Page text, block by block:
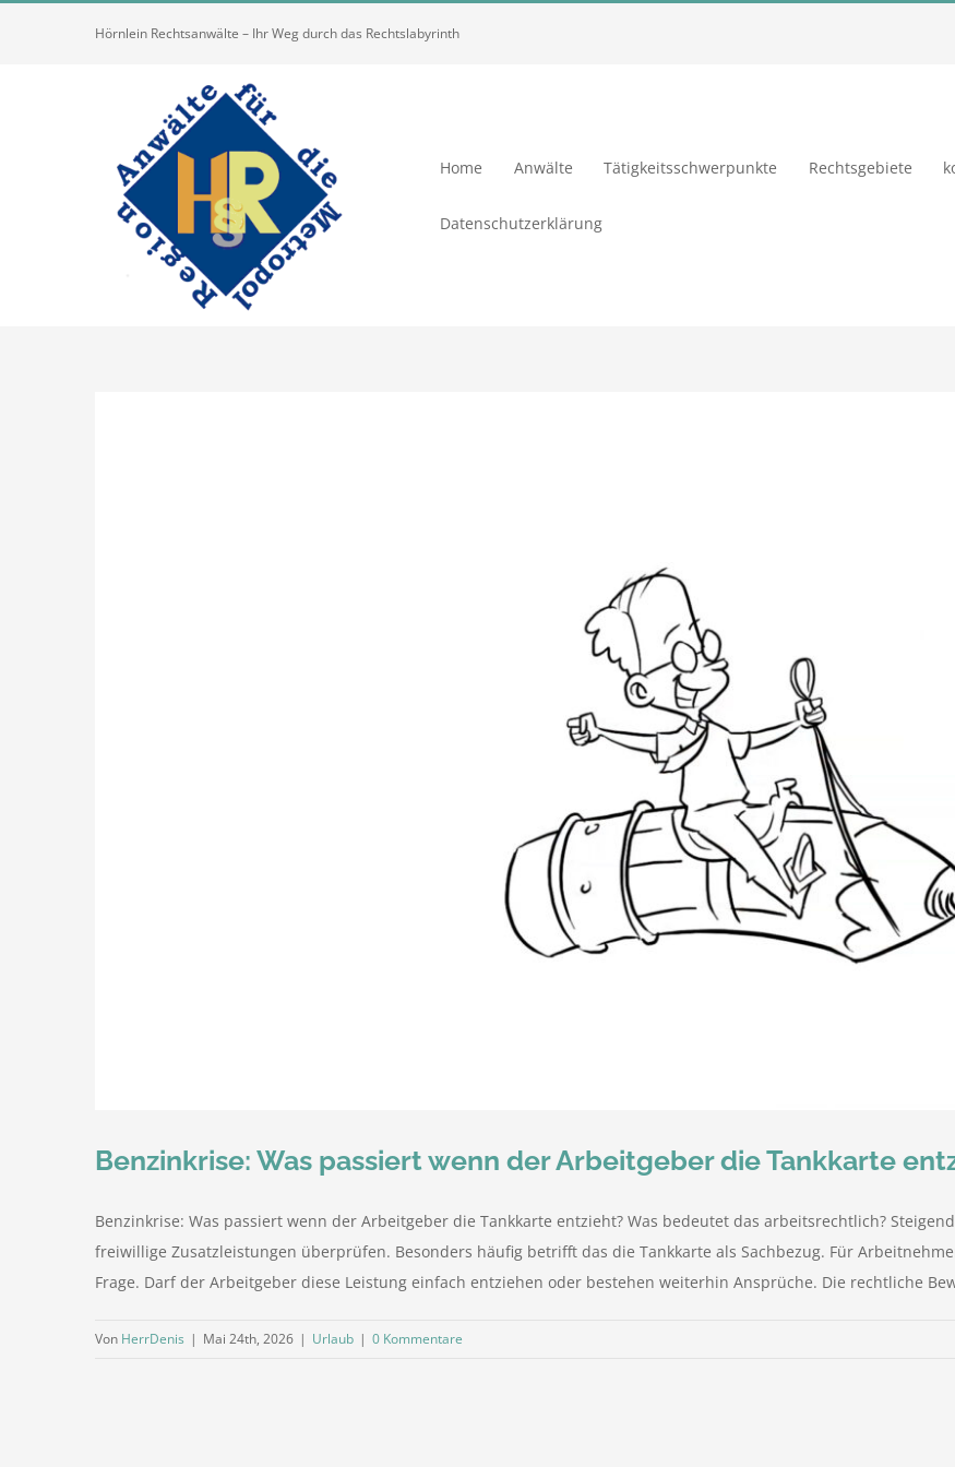
Hörnlein Rechtsanwälte – Ihr Weg durch das Rechtslabyrinth
Home Anwälte Tätigkeitsschwerpunkte Rechtsgebiete
Datenschutzerklärung
Benzinkrise: Was passiert wenn der Arbeitgeber die Tankkarte
Benzinkrise: Was passiert wenn der Arbeitgeber die Tankkarte entzieht? Was bedeutet das arbeitsrechtlich?
freiwillige Zusatzleistungen überprüfen. Besonders häufig betrifft das die Tankkarte als Sachbezug. Für
Frage. Darf der Arbeitgeber diese Leistung einfach entziehen oder bestehen weiterhin Ansprüche. Die rechtliche
Von HerrDenis | Mai 24th, 2026 | Urlaub | 0 Kommentare